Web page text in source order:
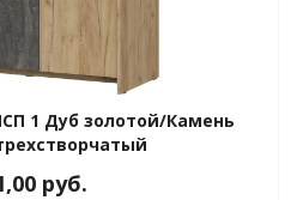
1 Дуб золотой/Камень
руб.